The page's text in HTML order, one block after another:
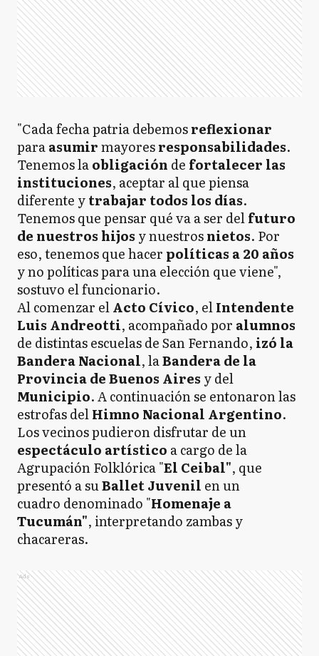
"Cada fecha patria debemosreflexionar
paraasumirmayoresresponsabilidades.
Tenemos laobligación de fortalecer las
instituciones, aceptar al que piensa
diferente ytrabajar todos los días.
Tenemos que pensar qué va a ser delfuturo
de nuestros hijos y nuestrosnietos. Por
eso, tenemos que hacer políticas a 20 años
y no políticas para una elección que viene",
sostuvo el funcionario.
Al comenzar elActo Cívico, elIntendente
Luis Andreotti, acompañado por alumnos
de distintas escuelas de San Fernando, izó la
Bandera Nacional, laBandera de la
Provincia de Buenos Aires y del
Municipio. A continuación se entonaron las
estrofas delHimno Nacional Argentino.
Los vecinos pudieron disfrutar de un
espectáculo artístico a cargo de la
Agrupación Folklórica "El Ceibal", que
presentó a suBallet Juvenil en un
cuadro denominado "Homenaje a
Tucumán", interpretando zambas y
chacareras.
Ads